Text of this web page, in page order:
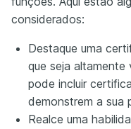
considerados:
Destaque uma
que seja
pode incluir
demonstrem a sua
Realce uma